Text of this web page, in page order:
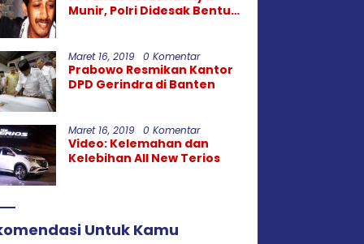
Munir, Polri Didesak Bentuk
Maret 16, 2019 0 Komentar
Prabowo Resmikan Kantor
DPD Gerindra di Banten
Maret 16, 2019 0 Komentar
Video: Kelemahan dan
Kelebihan All New Terios
Untuk Kamu